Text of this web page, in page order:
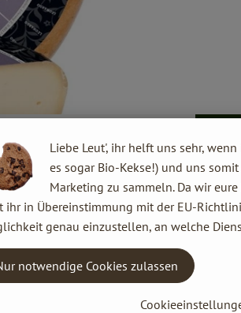
Liebe Leut', ihr helft uns sehr,
es sogar Bio-Kekse!) und uns
Marketing zu sammeln. Da wir
ihr in Übereinstimmung mit der EU-
genau einzustellen, an welche
notwendige Cookies zulassen